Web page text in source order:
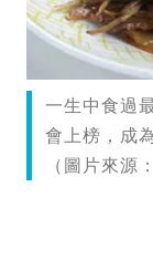
一生中食過
會上榜，成
（圖片來源